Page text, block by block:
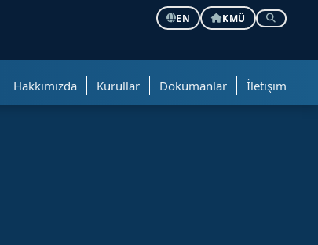
EN
KMÜ
Hakkımızda Kurullar Dökümanlar İletişim